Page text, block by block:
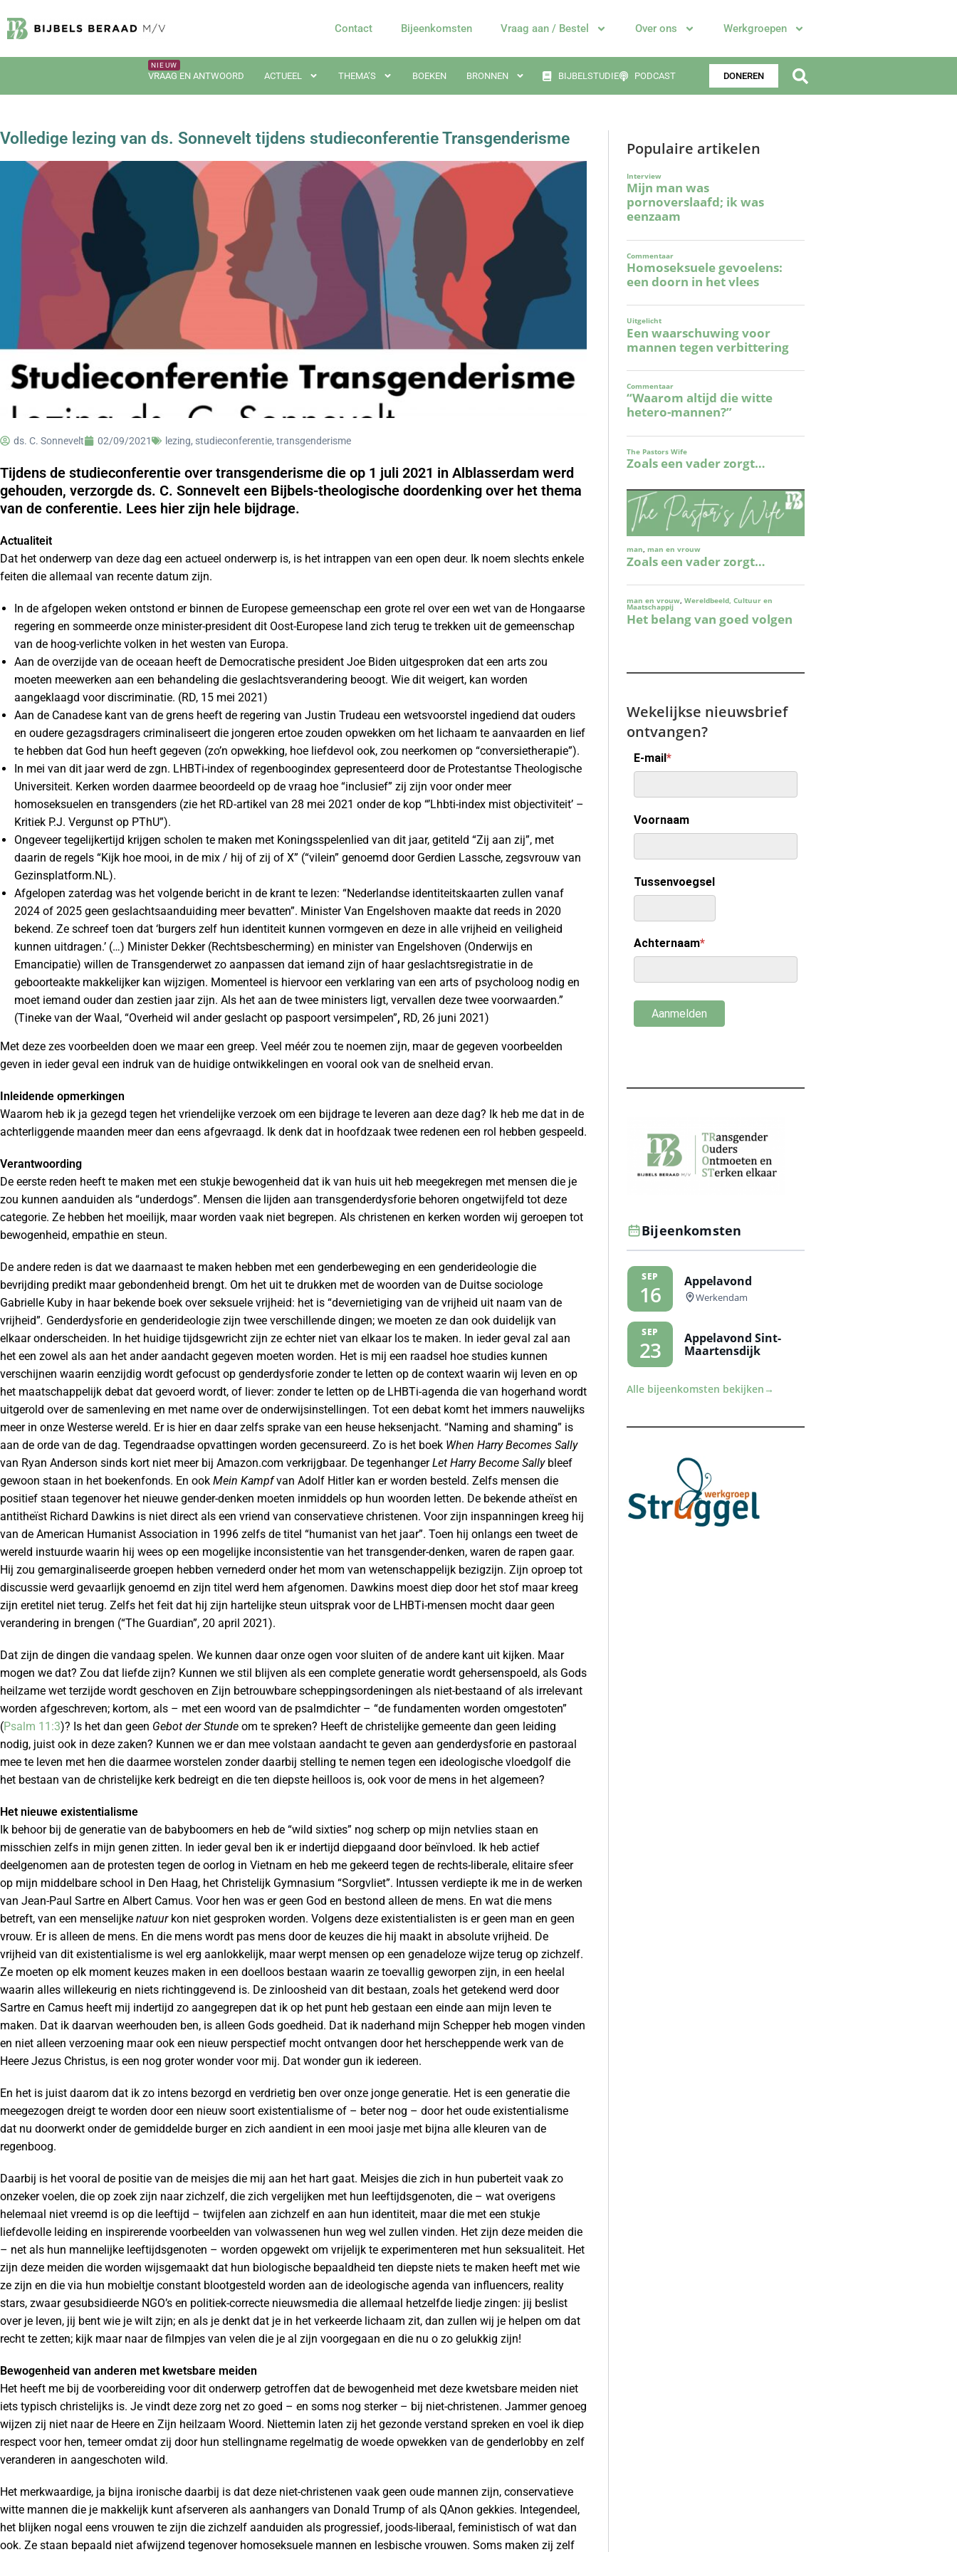
Contact Bijeenkomsten Vraag aan / Bestel Over ons Werkgroepen
VRAAG EN ANTWOORD ACTUEEL THEMA’S BOEKEN BRONNEN BIJBELSTUDIE PODCAST DONEREN
Volledige lezing van ds. Sonnevelt tijdens studieconferentie Transgenderisme
ds. C. Sonnevelt 02/09/2021 lezing, studieconferentie, transgenderisme
Tijdens de studieconferentie over transgenderisme die op 1 juli 2021 in Alblasserdam werd
gehouden, verzorgde ds. C. Sonnevelt een Bijbels-theologische doordenking over het thema
van de conferentie. Lees hier zijn hele bijdrage.
Actualiteit
Dat het onderwerp van deze dag een actueel onderwerp is, is het intrappen van een open deur. Ik noem slechts enkele
feiten die allemaal van recente datum zijn.
In de afgelopen weken ontstond er binnen de Europese gemeenschap een grote rel over een wet van de Hongaarse
regering en sommeerde onze minister-president dit Oost-Europese land zich terug te trekken uit de gemeenschap
van de hoog-verlichte volken in het westen van Europa.
Aan de overzijde van de oceaan heeft de Democratische president Joe Biden uitgesproken dat een arts zou
moeten meewerken aan een behandeling die geslachtsverandering beoogt. Wie dit weigert, kan worden
aangeklaagd voor discriminatie. (RD, 15 mei 2021)
Aan de Canadese kant van de grens heeft de regering van Justin Trudeau een wetsvoorstel ingediend dat ouders
en oudere gezagsdragers criminaliseert die jongeren ertoe zouden opwekken om het lichaam te aanvaarden en lief
te hebben dat God hun heeft gegeven (zo’n opwekking, hoe liefdevol ook, zou neerkomen op “conversietherapie”).
In mei van dit jaar werd de zgn. LHBTi-index of regenboogindex gepresenteerd door de Protestantse Theologische
Universiteit. Kerken worden daarmee beoordeeld op de vraag hoe “inclusief” zij zijn voor onder meer
homoseksuelen en transgenders (zie het RD-artikel van 28 mei 2021 onder de kop “’Lhbti-index mist objectiviteit’ –
Kritiek P.J. Vergunst op PThU”).
Ongeveer tegelijkertijd krijgen scholen te maken met Koningsspelenlied van dit jaar, getiteld “Zij aan zij”, met
daarin de regels “Kijk hoe mooi, in de mix / hij of zij of X” (“vilein” genoemd door Gerdien Lassche, zegsvrouw van
Gezinsplatform.NL).
Afgelopen zaterdag was het volgende bericht in de krant te lezen: “Nederlandse identiteitskaarten zullen vanaf
2024 of 2025 geen geslachtsaanduiding meer bevatten”. Minister Van Engelshoven maakte dat reeds in 2020
bekend. Ze schreef toen dat ‘burgers zelf hun identiteit kunnen vormgeven en deze in alle vrijheid en veiligheid
kunnen uitdragen.’ (…) Minister Dekker (Rechtsbescherming) en minister van Engelshoven (Onderwijs en
Emancipatie) willen de Transgenderwet zo aanpassen dat iemand zijn of haar geslachtsregistratie in de
geboorteakte makkelijker kan wijzigen. Momenteel is hiervoor een verklaring van een arts of psycholoog nodig en
moet iemand ouder dan zestien jaar zijn. Als het aan de twee ministers ligt, vervallen deze twee voorwaarden.”
(Tineke van der Waal, “Overheid wil ander geslacht op paspoort versimpelen”, RD, 26 juni 2021)
Met deze zes voorbeelden doen we maar een greep. Veel méér zou te noemen zijn, maar de gegeven voorbeelden
geven in ieder geval een indruk van de huidige ontwikkelingen en vooral ook van de snelheid ervan.
Inleidende opmerkingen
Waarom heb ik ja gezegd tegen het vriendelijke verzoek om een bijdrage te leveren aan deze dag? Ik heb me dat in de
achterliggende maanden meer dan eens afgevraagd. Ik denk dat in hoofdzaak twee redenen een rol hebben gespeeld.
Verantwoording
De eerste reden heeft te maken met een stukje bewogenheid dat ik van huis uit heb meegekregen met mensen die je
zou kunnen aanduiden als “underdogs”. Mensen die lijden aan transgenderdysforie behoren ongetwijfeld tot deze
categorie. Ze hebben het moeilijk, maar worden vaak niet begrepen. Als christenen en kerken worden wij geroepen tot
bewogenheid, empathie en steun.
De andere reden is dat we daarnaast te maken hebben met een genderbeweging en een genderideologie die
bevrijding predikt maar gebondenheid brengt. Om het uit te drukken met de woorden van de Duitse sociologe
Gabrielle Kuby in haar bekende boek over seksuele vrijheid: het is “devernietiging van de vrijheid uit naam van de
vrijheid”. Genderdysforie en genderideologie zijn twee verschillende dingen; we moeten ze dan ook duidelijk van
elkaar onderscheiden. In het huidige tijdsgewricht zijn ze echter niet van elkaar los te maken. In ieder geval zal aan
het een zowel als aan het ander aandacht gegeven moeten worden. Het is mij een raadsel hoe studies kunnen
verschijnen waarin eenzijdig wordt gefocust op genderdysforie zonder te letten op de context waarin wij leven en op
het maatschappelijk debat dat gevoerd wordt, of liever: zonder te letten op de LHBTi-agenda die van hogerhand wordt
uitgerold over de samenleving en met name over de onderwijsinstellingen. Tot een debat komt het immers nauwelijks
meer in onze Westerse wereld. Er is hier en daar zelfs sprake van een heuse heksenjacht. “Naming and shaming” is
aan de orde van de dag. Tegendraadse opvattingen worden gecensureerd. Zo is het boek When Harry Becomes Sally
van Ryan Anderson sinds kort niet meer bij Amazon.com verkrijgbaar. De tegenhangerLet Harry Become Sally bleef
gewoon staan in het boekenfonds. En ook Mein Kampfvan Adolf Hitler kan er worden besteld. Zelfs mensen die
positief staan tegenover het nieuwe gender-denken moeten inmiddels op hun woorden letten. De bekende atheïst en
antitheïst Richard Dawkins is niet direct als een vriend van conservatieve christenen. Voor zijn inspanningen kreeg hij
van de American Humanist Association in 1996 zelfs de titel “humanist van het jaar”. Toen hij onlangs een tweet de
wereld instuurde waarin hij wees op een mogelijke inconsistentie van het transgender-denken, waren de rapen gaar.
Hij zou gemarginaliseerde groepen hebben vernederd onder het mom van wetenschappelijk bezigzijn. Zijn oproep tot
discussie werd gevaarlijk genoemd en zijn titel werd hem afgenomen. Dawkins moest diep door het stof maar kreeg
zijn eretitel niet terug. Zelfs het feit dat hij zijn hartelijke steun uitsprak voor de LHBTi-mensen mocht daar geen
verandering in brengen (“The Guardian”, 20 april 2021).
Dat zijn de dingen die vandaag spelen. We kunnen daar onze ogen voor sluiten of de andere kant uit kijken. Maar
mogen we dat? Zou dat liefde zijn? Kunnen we stil blijven als een complete generatie wordt gehersenspoeld, als Gods
heilzame wet terzijde wordt geschoven en Zijn betrouwbare scheppingsordeningen als niet-bestaand of als irrelevant
worden afgeschreven; kortom, als – met een woord van de psalmdichter – “de fundamenten worden omgestoten”
(Psalm 11:3)? Is het dan geen Gebot der Stunde om te spreken? Heeft de christelijke gemeente dan geen leiding
nodig, juist ook in deze zaken? Kunnen we er dan mee volstaan aandacht te geven aan genderdysforie en pastoraal
mee te leven met hen die daarmee worstelen zonder daarbij stelling te nemen tegen een ideologische vloedgolf die
het bestaan van de christelijke kerk bedreigt en die ten diepste heilloos is, ook voor de mens in het algemeen?
Het nieuwe existentialisme
Ik behoor bij de generatie van de babyboomers en heb de “wild sixties” nog scherp op mijn netvlies staan en
misschien zelfs in mijn genen zitten. In ieder geval ben ik er indertijd diepgaand door beïnvloed. Ik heb actief
deelgenomen aan de protesten tegen de oorlog in Vietnam en heb me gekeerd tegen de rechts-liberale, elitaire sfeer
op mijn middelbare school in Den Haag, het Christelijk Gymnasium “Sorgvliet”. Intussen verdiepte ik me in de werken
van Jean-Paul Sartre en Albert Camus. Voor hen was er geen God en bestond alleen de mens. En wat die mens
betreft, van een menselijke natuurkon niet gesproken worden. Volgens deze existentialisten is er geen man en geen
vrouw. Er is alleen de mens. En die mens wordt pas mens door de keuzes die hij maakt in absolute vrijheid. De
vrijheid van dit existentialisme is wel erg aanlokkelijk, maar werpt mensen op een genadeloze wijze terug op zichzelf.
Ze moeten op elk moment keuzes maken in een doelloos bestaan waarin ze toevallig geworpen zijn, in een heelal
waarin alles willekeurig en niets richtinggevend is. De zinloosheid van dit bestaan, zoals het getekend werd door
Sartre en Camus heeft mij indertijd zo aangegrepen dat ik op het punt heb gestaan een einde aan mijn leven te
maken. Dat ik daarvan weerhouden ben, is alleen Gods goedheid. Dat ik naderhand mijn Schepper heb mogen vinden
en niet alleen verzoening maar ook een nieuw perspectief mocht ontvangen door het herscheppende werk van de
Heere Jezus Christus, is een nog groter wonder voor mij. Dat wonder gun ik iedereen.
En het is juist daarom dat ik zo intens bezorgd en verdrietig ben over onze jonge generatie. Het is een generatie die
meegezogen dreigt te worden door een nieuw soort existentialisme of – beter nog – door het oude existentialisme
dat nu doorwerkt onder de gemiddelde burger en zich aandient in een mooi jasje met bijna alle kleuren van de
regenboog.
Daarbij is het vooral de positie van de meisjes die mij aan het hart gaat. Meisjes die zich in hun puberteit vaak zo
onzeker voelen, die op zoek zijn naar zichzelf, die zich vergelijken met hun leeftijdsgenoten, die – wat overigens
helemaal niet vreemd is op die leeftijd – twijfelen aan zichzelf en aan hun identiteit, maar die met een stukje
liefdevolle leiding en inspirerende voorbeelden van volwassenen hun weg wel zullen vinden. Het zijn deze meiden die
– net als hun mannelijke leeftijdsgenoten – worden opgewekt om vrijelijk te experimenteren met hun seksualiteit. Het
zijn deze meiden die worden wijsgemaakt dat hun biologische bepaaldheid ten diepste niets te maken heeft met wie
ze zijn en die via hun mobieltje constant blootgesteld worden aan de ideologische agenda van influencers, reality
stars, zwaar gesubsidieerde NGO’s en politiek-correcte nieuwsmedia die allemaal hetzelfde liedje zingen: jij beslist
over je leven, jij bent wie je wilt zijn; en als je denkt dat je in het verkeerde lichaam zit, dan zullen wij je helpen om dat
recht te zetten; kijk maar naar de filmpjes van velen die je al zijn voorgegaan en die nu o zo gelukkig zijn!
Bewogenheid van anderen met kwetsbare meiden
Het heeft me bij de voorbereiding voor dit onderwerp getroffen dat de bewogenheid met deze kwetsbare meiden niet
iets typisch christelijks is. Je vindt deze zorg net zo goed – en soms nog sterker – bij niet-christenen. Jammer genoeg
wijzen zij niet naar de Heere en Zijn heilzaam Woord. Niettemin laten zij het gezonde verstand spreken en voel ik diep
respect voor hen, temeer omdat zij door hun stellingname regelmatig de woede opwekken van de genderlobby en zelf
veranderen in aangeschoten wild.
Het merkwaardige, ja bijna ironische daarbij is dat deze niet-christenen vaak geen oude mannen zijn, conservatieve
witte mannen die je makkelijk kunt afserveren als aanhangers van Donald Trump of als QAnon gekkies. Integendeel,
het blijken nogal eens vrouwen te zijn die zichzelf aanduiden als progressief, joods-liberaal, feministisch of wat dan
ook. Ze staan bepaald niet afwijzend tegenover homoseksuele mannen en lesbische vrouwen. Soms maken zij zelf
Populaire artikelen
Wekelijkse nieuwsbrief
ontvangen?
Bijeenkomsten
SEP
16
Appelavond
Werkendam
SEP
23
Appelavond Sint-
Maartensdijk
Alle bijeenkomsten bekijken →